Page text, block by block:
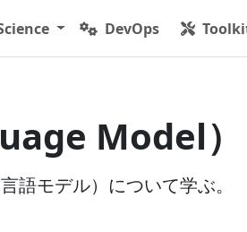
DevOps
Model）
語モデル）について学ぶ。